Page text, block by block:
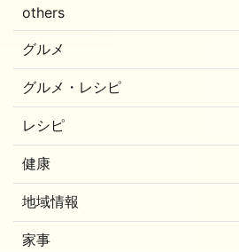
others
グルメ
グルメ・レシピ
レシピ
健康
地域情報
家事